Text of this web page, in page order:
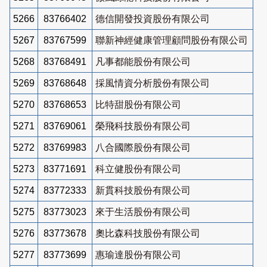
5266 83766402 德信開發投資股份有限公司
5267 83767599 聯新神經健康管理顧問股份有限公司
5268 83768491 凡事都能股份有限公司
5269 83768648 採風情資分析股份有限公司
5270 83768653 比特甜股份有限公司
5271 83769061 榮飛科技股份有限公司
5272 83769983 八合國際股份有限公司
5273 83771691 科立健股份有限公司
5274 83772333 新貫科技股份有限公司
5275 83773023 來于生活股份有限公司
5276 83773678 奧比森科技股份有限公司
5277 83773699 惠瑜達股份有限公司